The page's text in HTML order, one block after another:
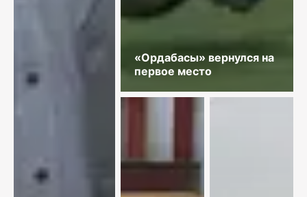
«Ордабасы» вернулся на
первое место